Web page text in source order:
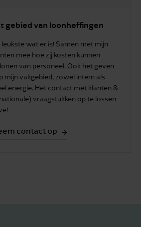
gebied van loonheffingen
wat er is! Samen met mijn
mee hoe zij kosten kunnen
van personeel. Ook het geven
mijn vakgebied, zowel intern als
energie. Het contact met klanten &
vraagstukken op te lossen
contact op